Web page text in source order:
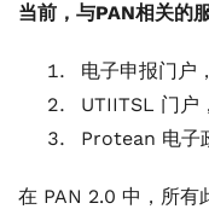
当前，与PAN相关的
电子申报门户，
UTIITSL 门户
Protean 电子
在 PAN 2.0 中，所有